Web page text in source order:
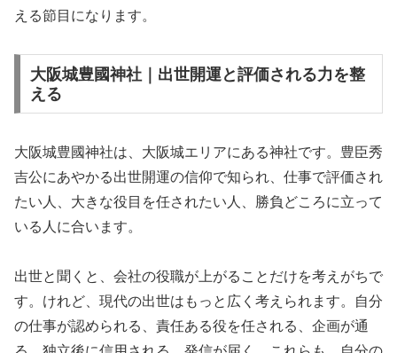
える節目になります。
大阪城豊國神社｜出世開運と評価される力を整
える
大阪城豊國神社は、大阪城エリアにある神社です。豊臣秀
吉公にあやかる出世開運の信仰で知られ、仕事で評価され
たい人、大きな役目を任されたい人、勝負どころに立って
いる人に合います。
出世と聞くと、会社の役職が上がることだけを考えがちで
す。けれど、現代の出世はもっと広く考えられます。自分
の仕事が認められる、責任ある役を任される、企画が通